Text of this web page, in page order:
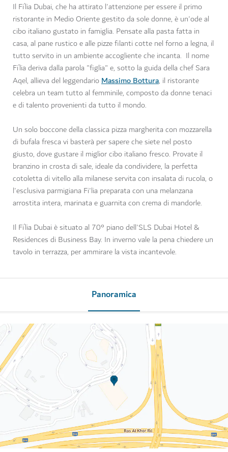
Il Fi’lia Dubai, che ha attirato l'attenzione per essere il primo
ristorante in Medio Oriente gestito da sole donne, è un'ode al
cibo italiano gustato in famiglia. Pensate alla pasta fatta in
casa, al pane rustico e alle pizze filanti cotte nel forno a legna, il
tutto servito in un ambiente accogliente che incanta. Il nome
Fi’lia deriva dalla parola "figlia" e, sotto la guida della chef Sara
Aqel, allieva del leggendarioMassimo Bottura, il ristorante
celebra un team tutto al femminile, composto da donne tenaci
e di talento provenienti da tutto il mondo.
Un solo boccone della classica pizza margherita con mozzarella
di bufala fresca vi basterà per sapere che siete nel posto
giusto, dove gustare il miglior cibo italiano fresco. Provate il
branzino in crosta di sale, ideale da condividere, la perfetta
cotoletta di vitello alla milanese servita con insalata di rucola, o
l'esclusiva parmigiana Fi'lia preparata con una melanzana
arrostita intera, marinata e guarnita con crema di mandorle.
Il Fi’lia Dubai è situato al 70° piano dell'SLS Dubai Hotel &
Residences di Business Bay. In inverno vale la pena chiedere un
tavolo in terrazza, per ammirare la vista incantevole.
Panoramica